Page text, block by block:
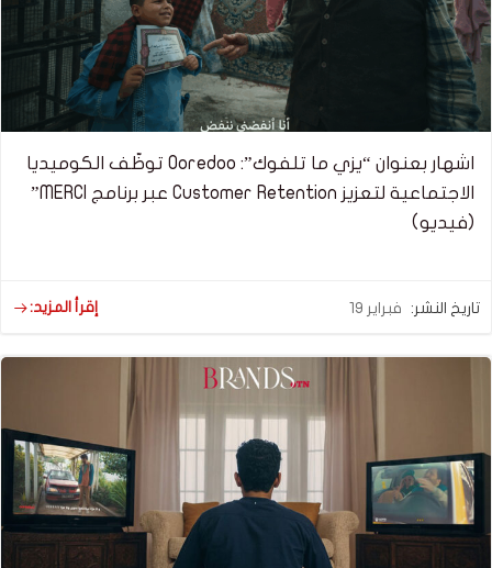
اشهار بعنوان “يزي ما تلفوك”: Ooredoo توظّف الكوميديا
الاجتماعية لتعزيز Customer Retention عبر برنامج MERCI”
(فيديو)
تاريخ النشر: فبراير 19 إقرأ المزيد: